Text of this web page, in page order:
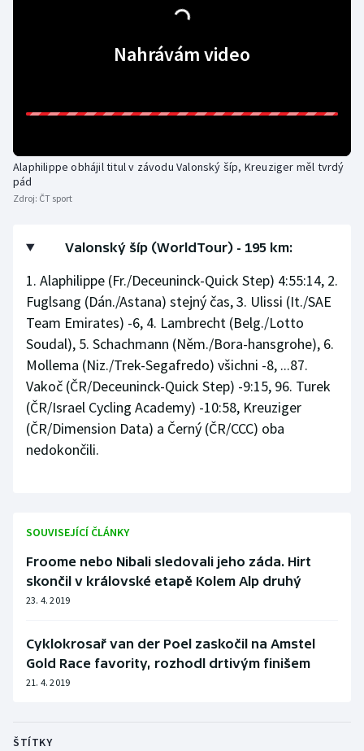
Volejbal
Ostatní
Nahrávám video
Alaphilippe obhájil titul v závodu Valonský šíp, Kreuziger měl tvrdý
pád
Zdroj: ČT sport
Valonský šíp (WorldTour) - 195 km:
1. Alaphilippe (Fr./Deceuninck-Quick Step) 4:55:14, 2.
Fuglsang (Dán./Astana) stejný čas, 3. Ulissi (It./SAE
Team Emirates) -6, 4. Lambrecht (Belg./Lotto
Soudal), 5. Schachmann (Něm./Bora-hansgrohe), 6.
Mollema (Niz./Trek-Segafredo) všichni -8, ...87.
Vakoč (ČR/Deceuninck-Quick Step) -9:15, 96. Turek
(ČR/Israel Cycling Academy) -10:58, Kreuziger
(ČR/Dimension Data) a Černý (ČR/CCC) oba
nedokončili.
SOUVISEJÍCÍ ČLÁNKY
Froome nebo Nibali sledovali jeho záda. Hirt
skončil v královské etapě Kolem Alp druhý
23. 4. 2019
Cyklokrosař van der Poel zaskočil na Amstel
Gold Race favority, rozhodl drtivým finišem
21. 4. 2019
ŠTÍTKY